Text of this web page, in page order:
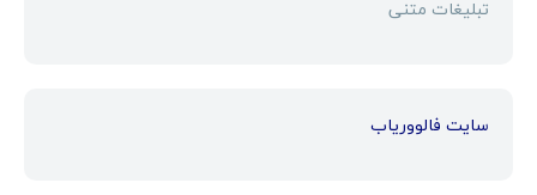
تبلیغات متنی
سایت فالووریاب